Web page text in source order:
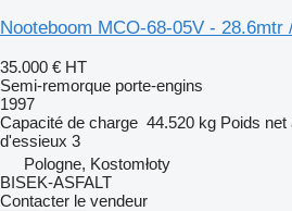
Nooteboom MCO-68-05V - 28.6mtr
35.000 € HT
Semi-remorque porte-engins
1997
Capacité de charge 44.520 kg Poids net
d'essieux 3
Pologne, Kostomłoty
BISEK-ASFALT
Contacter le vendeur